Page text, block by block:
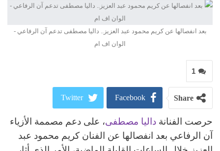
بعد انفصالها عن كريم محمود عبد العزيز.. داليا مصطفى تدعم آن الرفاعي -
الوان اف ام
1
Share
Facebook
Twitter
Google+
ReddIt
WhatsApp
Pinterest
حرصت الفنانة داليا مصطفى، على دعم مصممة الأزياء
آن الرفاعي بعد انفصالها عن الفنان كريم محمود عبد